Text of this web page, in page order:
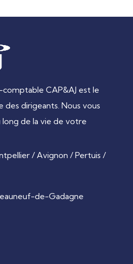
CAP&AJ est le
des dirigeants. Nous vous
de la vie de votre
/ Avignon / Pertuis /
de-Gadagne